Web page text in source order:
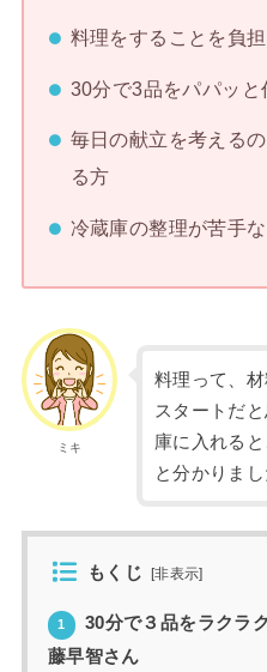
料理をすることを負
30分で3品をパパッと
毎日の献立を考える
る方
冷蔵庫の整理が苦手
ミキ
料理って、
スタートだ
庫に入れる
と分かりまし
もくじ [非表示]
1
30分で３品をラクラ
藤早智さん